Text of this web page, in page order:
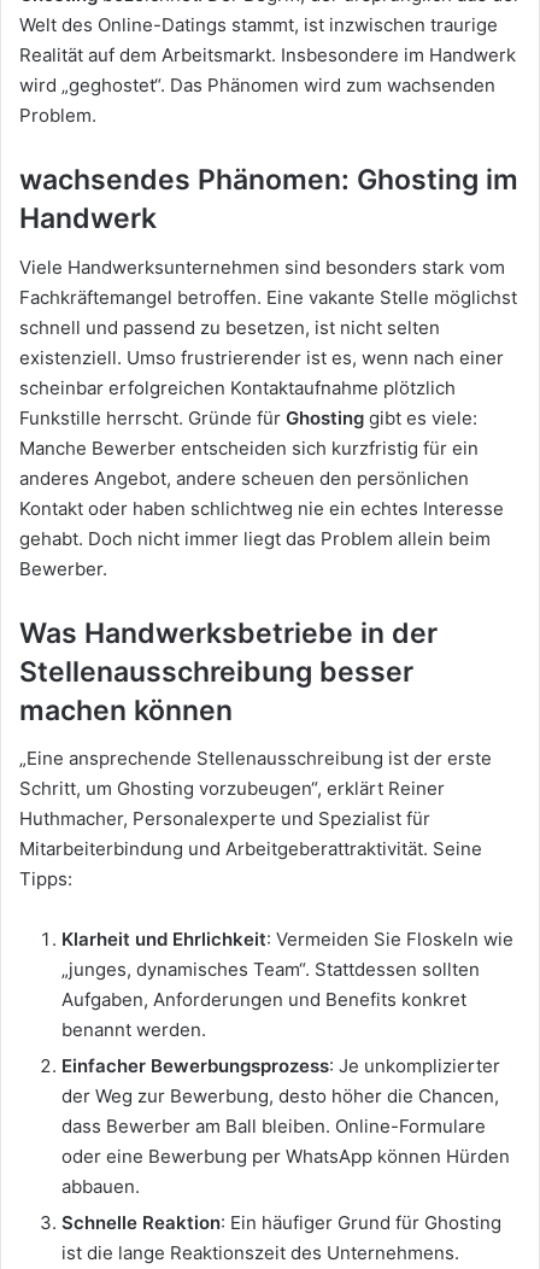
Welt des Online-Datings stammt, ist inzwischen traurige
Realität auf dem Arbeitsmarkt. Insbesondere im Handwerk
wird „geghostet“. Das Phänomen wird zum wachsenden
Problem.
wachsendes Phänomen: Ghosting im
Handwerk
Viele Handwerksunternehmen sind besonders stark vom
Fachkräftemangel betroffen. Eine vakante Stelle möglichst
schnell und passend zu besetzen, ist nicht selten
existenziell. Umso frustrierender ist es, wenn nach einer
scheinbar erfolgreichen Kontaktaufnahme plötzlich
Funkstille herrscht. Gründe für Ghosting gibt es viele:
Manche Bewerber entscheiden sich kurzfristig für ein
anderes Angebot, andere scheuen den persönlichen
Kontakt oder haben schlichtweg nie ein echtes Interesse
gehabt. Doch nicht immer liegt das Problem allein beim
Bewerber.
Was Handwerksbetriebe in der
Stellenausschreibung besser
machen können
„Eine ansprechende Stellenausschreibung ist der erste
Schritt, um Ghosting vorzubeugen“, erklärt Reiner
Huthmacher, Personalexperte und Spezialist für
Mitarbeiterbindung und Arbeitgeberattraktivität. Seine
Tipps:
Klarheit und Ehrlichkeit: Vermeiden Sie Floskeln wie
„junges, dynamisches Team“. Stattdessen sollten
Aufgaben, Anforderungen und Benefits konkret
benannt werden.
Einfacher Bewerbungsprozess: Je unkomplizierter
der Weg zur Bewerbung, desto höher die Chancen,
dass Bewerber am Ball bleiben. Online-Formulare
oder eine Bewerbung per WhatsApp können Hürden
abbauen.
Schnelle Reaktion: Ein häufiger Grund für Ghosting
ist die lange Reaktionszeit des Unternehmens.